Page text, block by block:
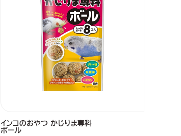
インコのおやつ かじりま専科
ボール